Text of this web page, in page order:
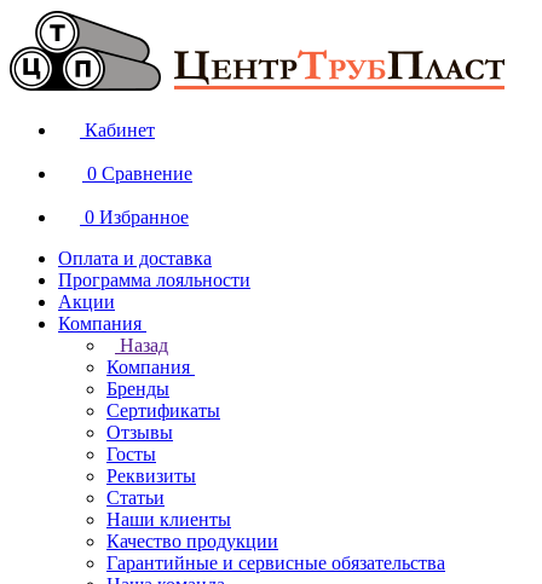
Кабинет
0 Сравнение
0 Избранное
Оплата и доставка
Программа лояльности
Акции
Компания
Назад
Компания
Бренды
Сертификаты
Отзывы
Госты
Реквизиты
Статьи
Наши клиенты
Качество продукции
Гарантийные и сервисные обязательства